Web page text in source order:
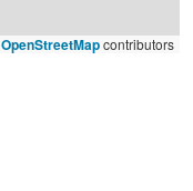
OpenStreetMapcontributors